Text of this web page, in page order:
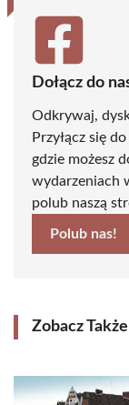
Dołącz do
Odkrywaj,
Przyłącz się
gdzie możesz
wydarzeniach
polub naszą
Polub nas!
Zobacz Także